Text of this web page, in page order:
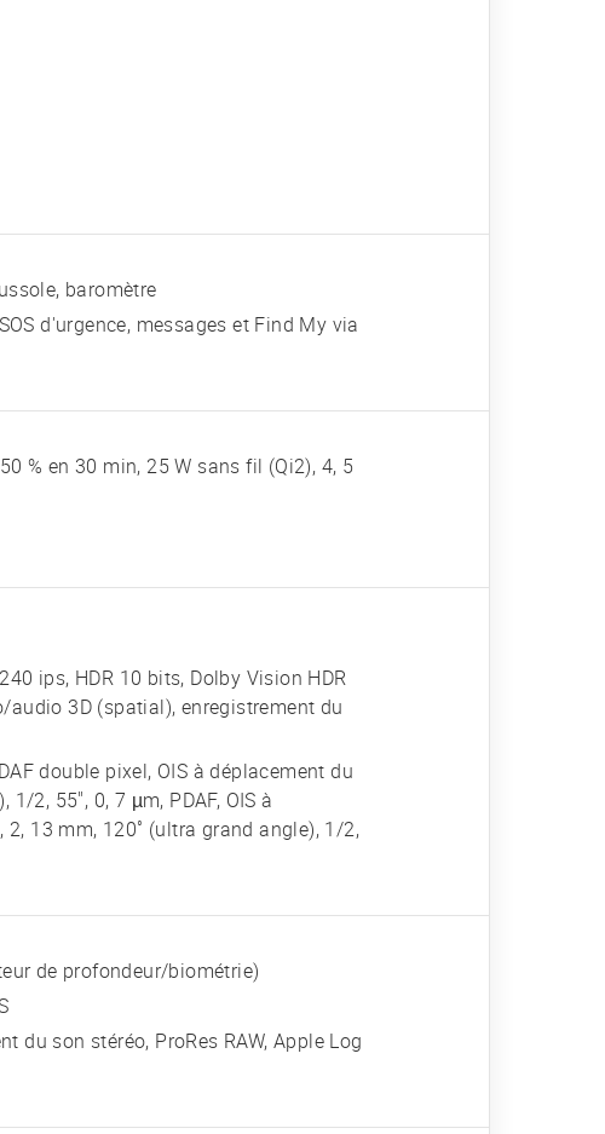
baromètre
d'urgence, messages et Find My via
% en 30 min, 25 W sans fil (Qi2), 4, 5
ips, HDR 10 bits, Dolby Vision HDR
audio 3D (spatial), enregistrement du
double pixel, OIS à déplacement du
2, 55", 0, 7 µm, PDAF, OIS à
13 mm, 120˚ (ultra grand angle), 1/2,
de profondeur/biométrie)
du son stéréo, ProRes RAW, Apple Log